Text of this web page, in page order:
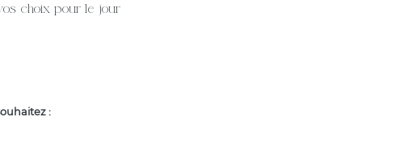
choix pour le jour
: